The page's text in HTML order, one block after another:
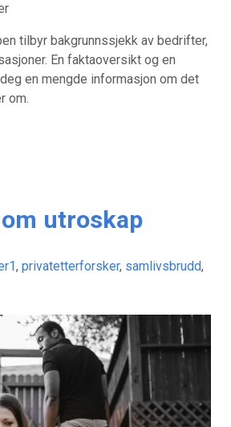
tilbyr bakgrunnssjekk av bedrifter,
En faktaoversikt og en
en mengde informasjon om det
om.
utroskap
, privatetterforsker, samlivsbrudd,